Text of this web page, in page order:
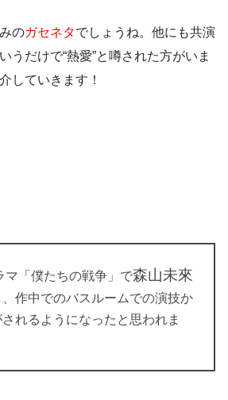
のガセネタでしょうね。他にも共演
うだけで“熱愛”と噂された方がいま
していきます！
マ「僕たちの戦争」で森山未來
作中でのバスルームでの演技か
れるようになったと思われま